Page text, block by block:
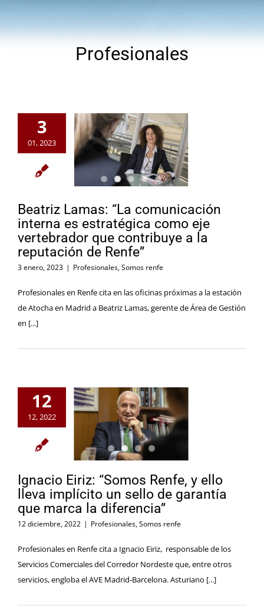
Profesionales
3
01, 2023
Beatriz Lamas: “La comunicación
interna es estratégica como eje
vertebrador que contribuye a la
reputación de Renfe”
3 enero, 2023 | Profesionales,Somos renfe
Profesionales en Renfe cita en las oficinas próximas a la estación
de Atocha en Madrid a Beatriz Lamas, gerente de Área de Gestión
en [...]
12
12, 2022
Ignacio Eiriz: “Somos Renfe, y ello
lleva implícito un sello de garantía
que marca la diferencia”
12 diciembre, 2022 | Profesionales,Somos renfe
Profesionales en Renfe cita a Ignacio Eiriz, responsable de los
Servicios Comerciales del Corredor Nordeste que, entre otros
servicios, engloba el AVE Madrid-Barcelona. Asturiano [...]